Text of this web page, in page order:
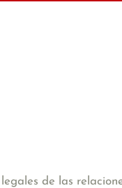
de las